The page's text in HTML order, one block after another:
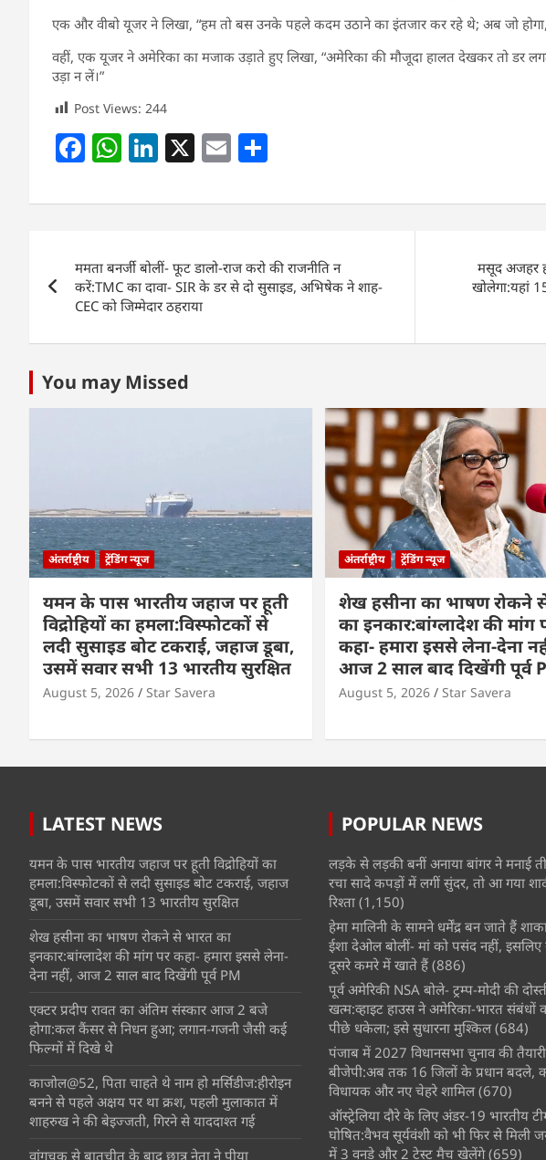
एक और वीबो यूजर ने लिखा, “हम तो बस उनके पहले कदम उठाने का इंतजार कर रहे थे; अब जो होगा,
वहीं, एक यूजर ने अमेरिका का मजाक उड़ाते हुए लिखा, “अमेरिका की मौजूदा हालत देखकर तो डर
उड़ा न लें।”
Post Views: 244
F
c
b
o
o
k
W
at
A
p
p
Li
k
dI
n
X E
ai ar
navigation
ममता बनर्जी बोलीं- फूट डालो-राज करो की राजनीति न
करें:TMC का दावा- SIR के डर से दो सुसाइड, अभिषेक ने शाह-
CEC को जिम्मेदार ठहराया
मसूद अजहर
खोलेगा:यहां
You may Missed
अंतर्राष्ट्रीय ट्रेंडिंग न्यूज
यमन के पास भारतीय जहाज पर हूती
विद्रोहियों का हमला:विस्फोटकों से
लदी सुसाइड बोट टकराई, जहाज डूबा,
उसमें सवार सभी 13 भारतीय सुरक्षित
August 5, 2026 Star Savera
अंतर्राष्ट्रीय ट्रेंडिंग न्यूज
शेख हसीना का भाषण रोकने
का इनकार:बांग्लादेश की मांग
कहा- हमारा इससे लेना-देना
आज 2 साल बाद दिखेंगी पूर्व
August 5, 2026 Star Savera
LATEST NEWS
यमन के पास भारतीय जहाज पर हूती विद्रोहियों का
हमला:विस्फोटकों से लदी सुसाइड बोट टकराई, जहाज
डूबा, उसमें सवार सभी 13 भारतीय सुरक्षित
शेख हसीना का भाषण रोकने से भारत का
इनकार:बांग्लादेश की मांग पर कहा- हमारा इससे लेना-
देना नहीं, आज 2 साल बाद दिखेंगी पूर्व PM
एक्टर प्रदीप रावत का अंतिम संस्कार आज 2 बजे
होगा:कल कैंसर से निधन हुआ; लगान-गजनी जैसी कई
फिल्मों में दिखे थे
काजोल@52, पिता चाहते थे नाम हो मर्सिडीज:हीरोइन
बनने से पहले अक्षय पर था क्रश, पहली मुलाकात में
शाहरुख ने की बेइज्जती, गिरने से याददाश्त गई
वांगचुक से बातचीत के बाद छात्र नेता ने पीया
POPULAR NEWS
लड़के से लड़की बनीं अनाया बांगर ने मनाई
रचा सादे कपड़ों में लगीं सुंदर, तो आ गया
रिश्ता (1,150)
हेमा मालिनी के सामने धर्मेंद्र बन जाते हैं
ईशा देओल बोलीं- मां को पसंद नहीं, इसलिए
दूसरे कमरे में खाते हैं (886)
पूर्व अमेरिकी NSA बोले- ट्रम्प-मोदी की
खत्म:व्हाइट हाउस ने अमेरिका-भारत संबंधों
पीछे धकेला; इसे सुधारना मुश्किल (684)
पंजाब में 2027 विधानसभा चुनाव की
बीजेपी:अब तक 16 जिलों के प्रधान बदले,
विधायक और नए चेहरे शामिल (670)
ऑस्ट्रेलिया दौरे के लिए अंडर-19 भारतीय
घोषित:वैभव सूर्यवंशी को भी फिर से मिली
में 3 वनडे और 2 टेस्ट मैच खेलेंगे (659)